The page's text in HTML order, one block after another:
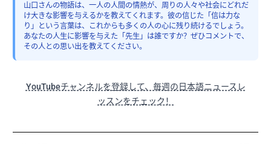
山口さんの物語は、一人の人間の情熱が、周りの人々や社会にどれだ
け大きな影響を与えるかを教えてくれます。彼の信じた「信は力な
り」という言葉は、これからも多くの人の心に残り続けるでしょう。
あなたの人生に影響を与えた「先生」は誰ですか？ぜひコメントで、
その人との思い出を教えてください。
YouTubeチャンネルを登録して、毎週の日本語ニュースレ
ッスンをチェック！